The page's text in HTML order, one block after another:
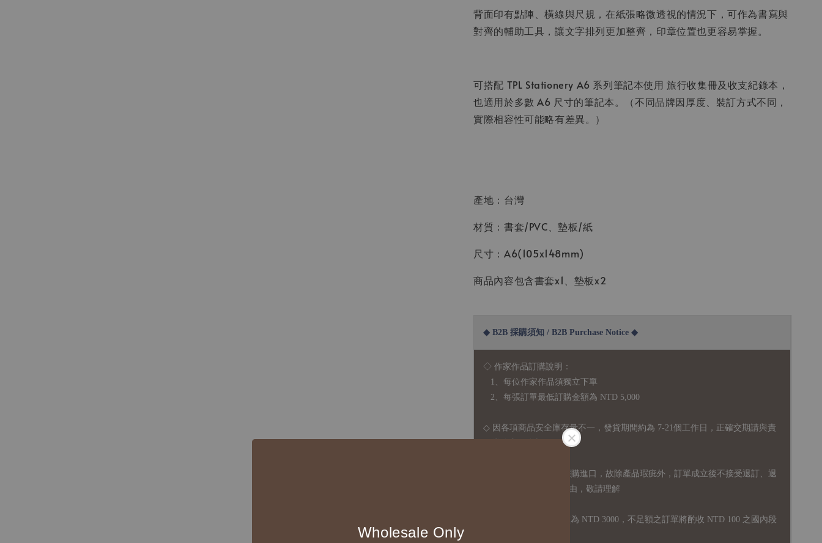
Wholesale Only
背面印有點陣、橫線與尺規，在紙張略微透視的情況下，可作為書寫與
對齊的輔助工具，讓文字排列更加整齊，印章位置也更容易掌握。
可搭配 TPL Stationery A6 系列筆記本使用 旅行收集冊及收支紀錄本，
也適用於多數 A6 尺寸的筆記本。（不同品牌因厚度、裝訂方式不同，
實際相容性可能略有差異。）
產地：台灣
材質：書套/PVC、墊板/紙
尺寸：A6(105x148mm)
商品內容包含書套x1、墊板x2
◆ B2B 採購須知 / B2B Purchase Notice ◆
◇ 作家作品訂購說明：
1、每位作家作品須獨立下單
2、每張訂單最低訂購金額為 NTD 5,000
◇ 因各項商品安全庫存量不一，發貨期間約為 7-21個工作日，正確交期請與責
由於品項多從國外採購進口，故 除產品瑕疵外，訂單成立後不接受退訂、退
貨或其他取消交易之事由，敬請理解
◇ 台灣境內 - 免運門檻為 NTD 3000，不足額之訂單將酌收 NTD 100 之國內段